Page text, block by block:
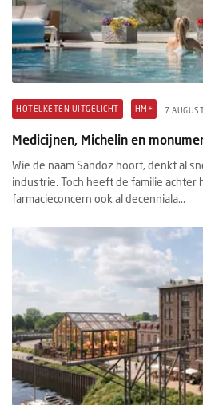
HOTELKETEN UITGELICHT HM+ 7
Medicijnen, Michelin en
Wie de naam Sandoz hoort, denkt al
industrie. Toch heeft de familie achter
farmacieconcern ook al decenniala...